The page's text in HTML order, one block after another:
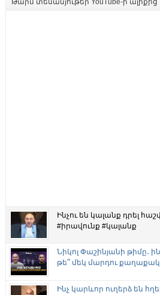
Թարմ տեսանյութեր YouTube-ի ալիքից
Ինչու են կալանք դրել
#իրավունք #կալանք
Նիկոլ Փաշինյանի թիմը․
թե՞ մեկ մարդու
Ինչ կարևոր ուղերձ են